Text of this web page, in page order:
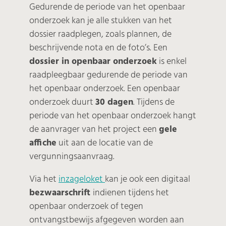
Gedurende de periode van het openbaar
onderzoek kan je alle stukken van het
dossier raadplegen, zoals plannen, de
beschrijvende nota en de foto’s. Een
dossier in openbaar onderzoek is enkel
raadpleegbaar gedurende de periode van
het openbaar onderzoek. Een openbaar
onderzoek duurt 30 dagen. Tijdens de
periode van het openbaar onderzoek hangt
de aanvrager van het project een gele
affiche uit aan de locatie van de
vergunningsaanvraag.
Via het inzageloket kan je ook een digitaal
bezwaarschrift indienen tijdens het
openbaar onderzoek of tegen
ontvangstbewijs afgegeven worden aan